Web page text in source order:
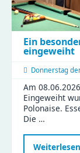
Ein
eingeweiht
Donnerstag
Am
Eingeweiht
Polonaise.
Die …